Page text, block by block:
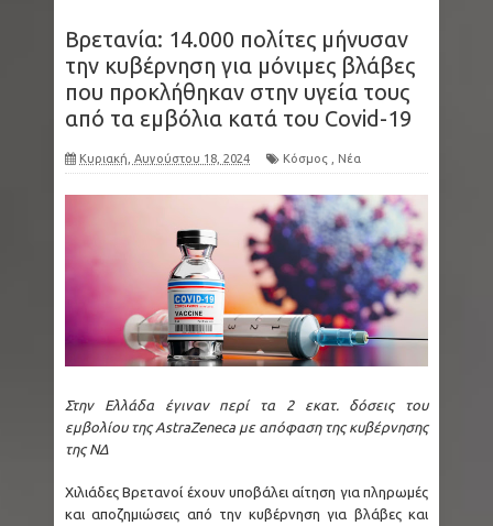
Βρετανία: 14.000 πολίτες μήνυσαν
την κυβέρνηση για μόνιμες βλάβες
που προκλήθηκαν στην υγεία τους
από τα εμβόλια κατά του Covid-19
Κυριακή, Αυγούστου 18, 2024 Κόσμος Νέα
Στην Ελλάδα έγιναν περί τα 2 εκατ. δόσεις του
εμβολίου της ΑstraZeneca με απόφαση της κυβέρνησης
της ΝΔ
Χιλιάδες Βρετανοί έχουν υποβάλει αίτηση για πληρωμές
και αποζημιώσεις από την κυβέρνηση για βλάβες και